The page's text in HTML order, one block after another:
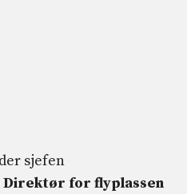
sjefen
Direktør for flyplassen